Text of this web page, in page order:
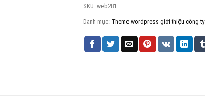
iThemes Security Pro
SKU: web281
Danh mục: Theme wordpress giới thiệu công ty